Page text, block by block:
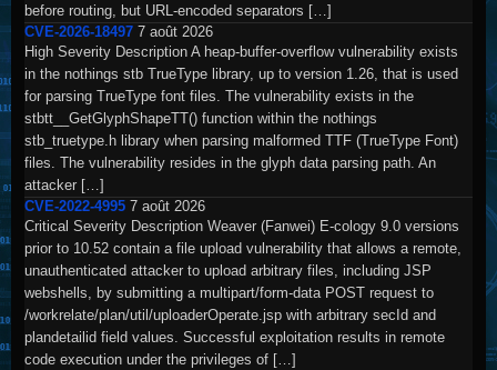
before routing, but URL-encoded separators […]
CVE-2026-18497 7 août 2026
High Severity Description A heap-buffer-overflow vulnerability exists
in the nothings stb TrueType library, up to version 1.26, that is used
for parsing TrueType font files. The vulnerability exists in the
stbtt__GetGlyphShapeTT() function within the nothings
stb_truetype.h library when parsing malformed TTF (TrueType Font)
files. The vulnerability resides in the glyph data parsing path. An
attacker […]
CVE-2022-4995 7 août 2026
Critical Severity Description Weaver (Fanwei) E-cology 9.0 versions
prior to 10.52 contain a file upload vulnerability that allows a remote,
unauthenticated attacker to upload arbitrary files, including JSP
webshells, by submitting a multipart/form-data POST request to
/workrelate/plan/util/uploaderOperate.jsp with arbitrary secId and
plandetailid field values. Successful exploitation results in remote
code execution under the privileges of […]